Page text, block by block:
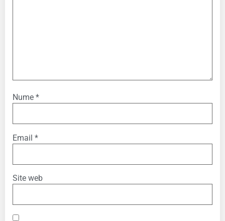
Nume *
Email *
Site web